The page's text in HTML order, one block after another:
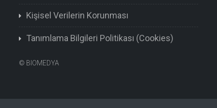
Kişisel Verilerin Korunması
Tanımlama Bilgileri Politikası (Cookies)
© BIOMEDYA